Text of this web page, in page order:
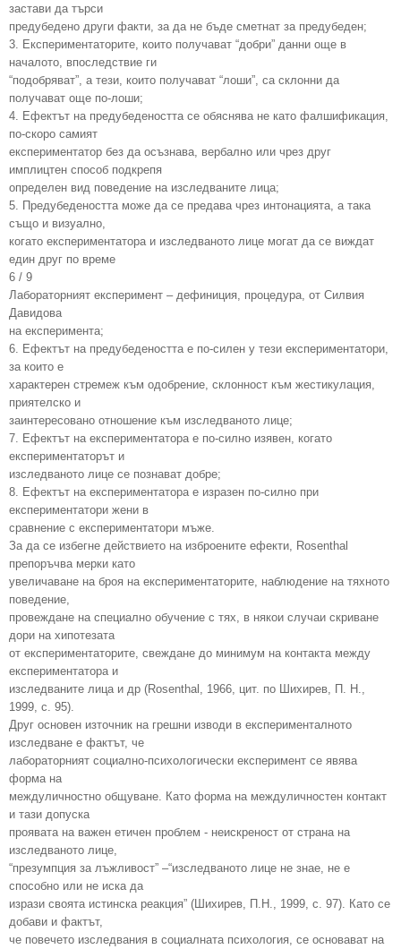
застави да търси
предубедено други факти, за да не бъде сметнат за предубеден;
3. Експериментаторите, които получават “добри” данни още в
началото, впоследствие ги
“подобряват”, а тези, които получават “лоши”, са склонни да
получават още по-лоши;
4. Ефектът на предубедеността се обяснява не като фалшификация,
по-скоро самият
експериментатор без да осъзнава, вербално или чрез друг
имплицтен способ подкрепя
определен вид поведение на изследваните лица;
5. Предубедеността може да се предава чрез интонацията, а така
също и визуално,
когато експериментатора и изследваното лице могат да се виждат
един друг по време
6 / 9
Лабораторният експеримент – дефиниция, процедура, от Силвия
Давидова
на експеримента;
6. Ефектът на предубедеността е по-силен у тези експериментатори,
за които е
характерен стремеж към одобрение, склонност към жестикулация,
приятелско и
заинтересовано отношение към изследваното лице;
7. Ефектът на експериментатора е по-силно изявен, когато
експериментаторът и
изследваното лице се познават добре;
8. Ефектът на експериментатора е изразен по-силно при
експериментатори жени в
сравнение с експериментатори мъже.
За да се избегне действието на изброените ефекти, Rosenthal
препоръчва мерки като
увеличаване на броя на експериментаторите, наблюдение на тяхното
поведение,
провеждане на специално обучение с тях, в някои случаи скриване
дори на хипотезата
от експериментаторите, свеждане до минимум на контакта между
експериментатора и
изследваните лица и др (Rosenthal, 1966, цит. по Шихирев, П. Н.,
1999, с. 95).
Друг основен източник на грешни изводи в експерименталното
изследване е фактът, че
лабораторният социално-психологически експеримент се явява
форма на
междуличностно общуване. Като форма на междуличностен контакт
и тази допуска
проявата на важен етичен проблем - неискреност от страна на
изследваното лице,
“презумпция за лъжливост” –“изследваното лице не знае, не е
способно или не иска да
изрази своята истинска реакция” (Шихирев, П.Н., 1999, с. 97). Като се
добави и фактът,
че повечето изследвания в социалната психология, се основават на